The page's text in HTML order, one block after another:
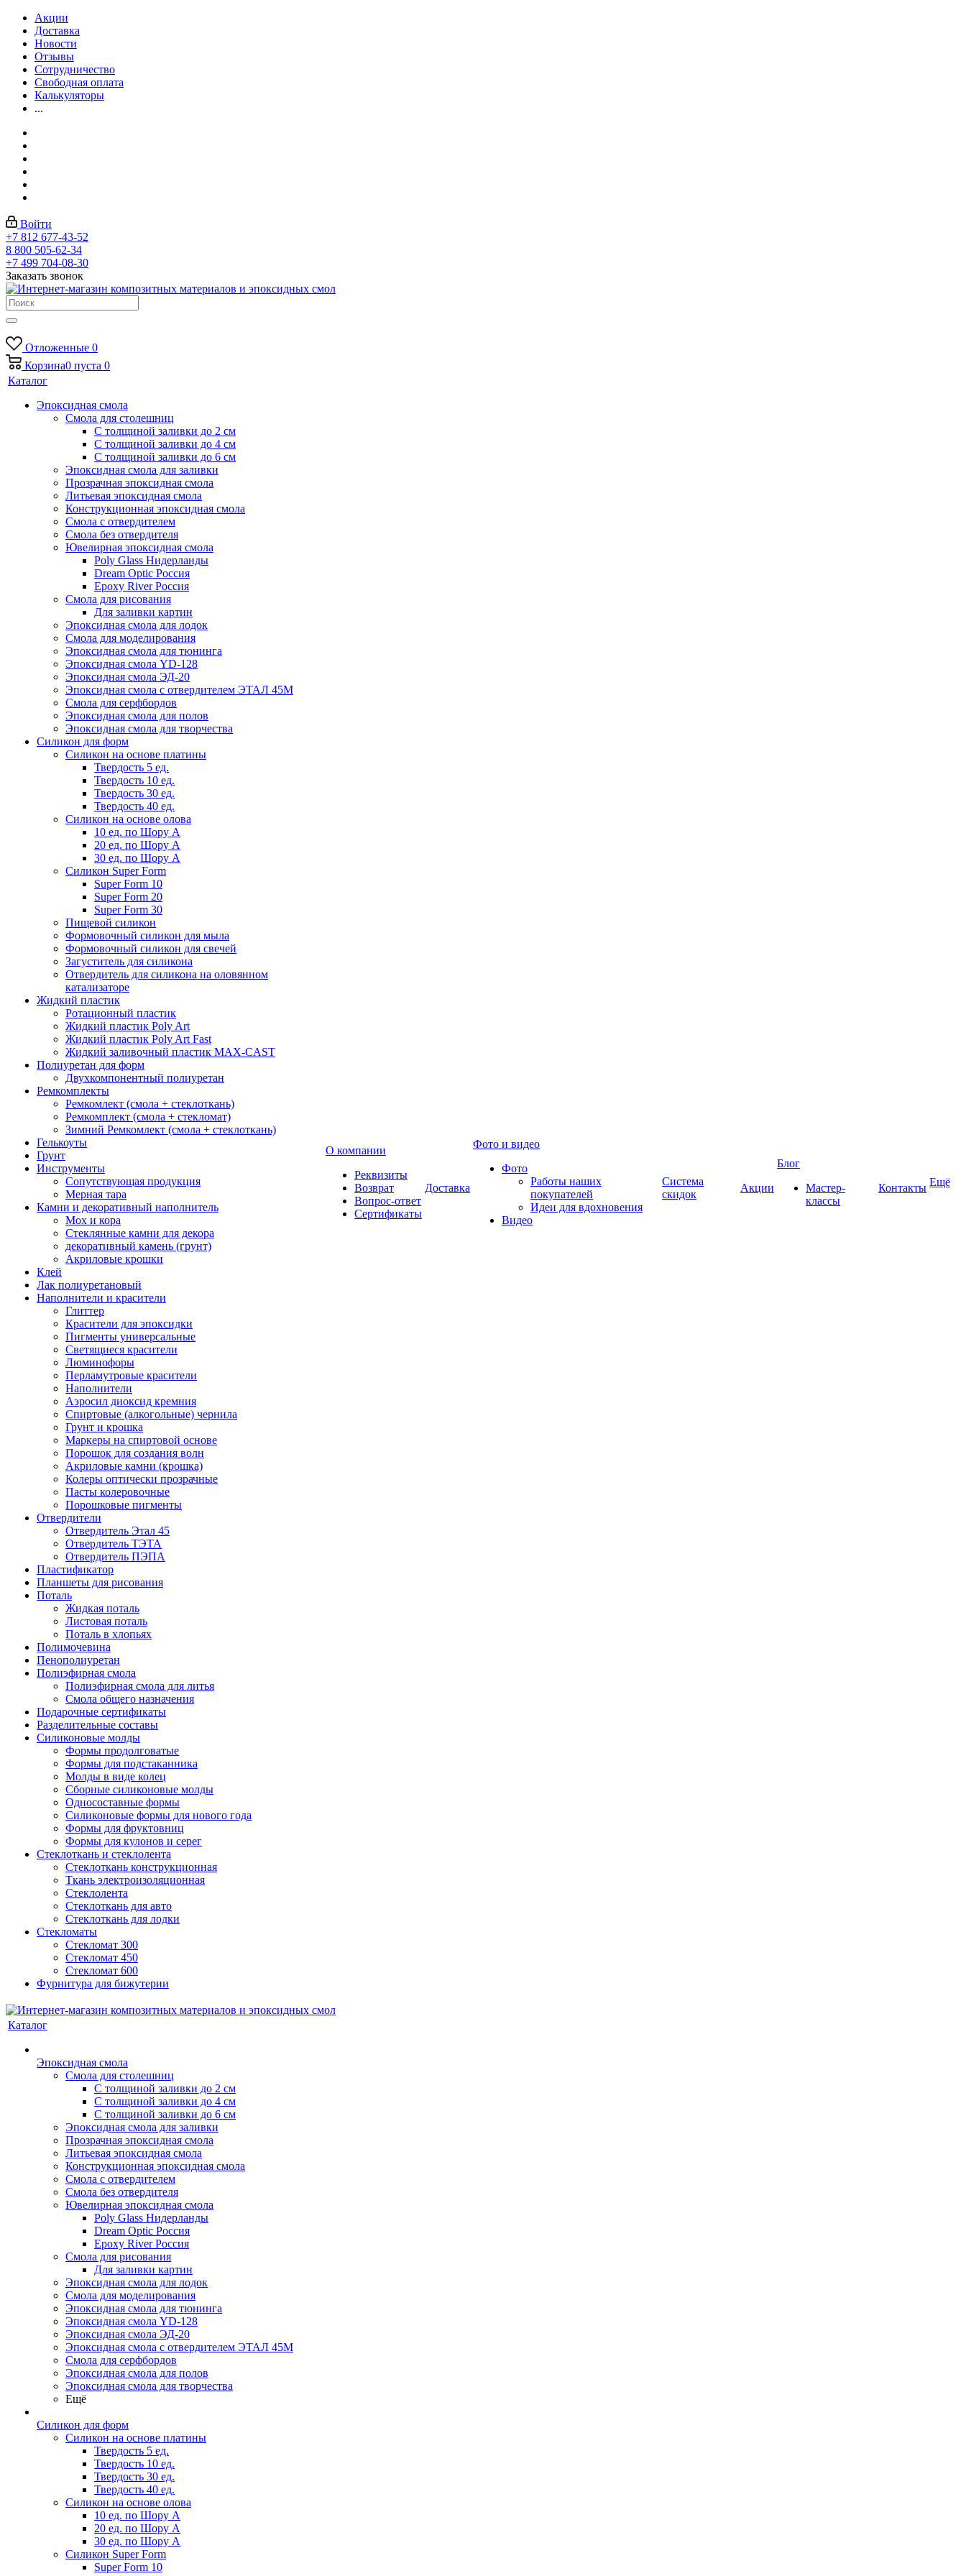
Акции
Доставка
Новости
Отзывы
Сотрудничество
Свободная оплата
Калькуляторы
...
Войти
+7 812 677-43-52
8 800 505-62-34
+7 499 704-08-30
Заказать звонок
Отложенные 0
Корзина0 пуста 0
Каталог
Эпоксидная смола
Смола для столешниц
С толщиной заливки до 2 см
С толщиной заливки до 4 см
С толщиной заливки до 6 см
Эпоксидная смола для заливки
Прозрачная эпоксидная смола
Литьевая эпоксидная смола
Конструкционная эпоксидная смола
Смола с отвердителем
Смола без отвердителя
Ювелирная эпоксидная смола
Poly Glass Нидерланды
Dream Optic Россия
Epoxy River Россия
Смола для рисования
Для заливки картин
Эпоксидная смола для лодок
Смола для моделирования
Эпоксидная смола для тюнинга
Эпоксидная смола YD-128
Эпоксидная смола ЭД-20
Эпоксидная смола с отвердителем ЭТАЛ 45М
Смола для серфбордов
Эпоксидная смола для полов
Эпоксидная смола для творчества
Силикон для форм
Силикон на основе платины
Твердость 5 ед.
Твердость 10 ед.
Твердость 30 ед.
Твердость 40 ед.
Силикон на основе олова
10 ед. по Шору А
20 ед. по Шору А
30 ед. по Шору А
Силикон Super Form
Super Form 10
Super Form 20
Super Form 30
Пищевой силикон
Формовочный силикон для мыла
Формовочный силикон для свечей
Загуститель для силикона
Отвердитель для силикона на оловянном
катализаторе
Жидкий пластик
Ротационный пластик
Жидкий пластик Poly Art
Жидкий пластик Poly Art Fast
Жидкий заливочный пластик MAX-CAST
Полиуретан для форм
Двухкомпонентный полиуретан
Ремкомплекты
Ремкомлект (смола + стеклоткань)
Ремкомплект (смола + стекломат)
Зимний Ремкомлект (смола + стеклоткань)
Гелькоуты
Грунт
Инструменты
Сопутствующая продукция
Мерная тара
Камни и декоративный наполнитель
Мох и кора
Стеклянные камни для декора
декоративный камень (грунт)
Акриловые крошки
Клей
Лак полиуретановый
Наполнители и красители
Глиттер
Красители для эпоксидки
Пигменты универсальные
Светящиеся красители
Люминофоры
Перламутровые красители
Наполнители
Аэросил диоксид кремния
Спиртовые (алкогольные) чернила
Грунт и крошка
Маркеры на спиртовой основе
Порошок для создания волн
Акриловые камни (крошка)
Колеры оптически прозрачные
Пасты колеровочные
Порошковые пигменты
Отвердители
Отвердитель Этал 45
Отвердитель ТЭТА
Отвердитель ПЭПА
Пластификатор
Планшеты для рисования
Поталь
Жидкая поталь
Листовая поталь
Поталь в хлопьях
Полимочевина
Пенополиуретан
Полиэфирная смола
Полиэфирная смола для литья
Смола общего назначения
Подарочные сертификаты
Разделительные составы
Силиконовые молды
Формы продолговатые
Формы для подстаканника
Молды в виде колец
Сборные силиконовые молды
Односоставные формы
Силиконовые формы для нового года
Формы для фруктовниц
Формы для кулонов и серег
Стеклоткань и стеклолента
Стеклоткань конструкционная
Ткань электроизоляционная
Стеклолента
Стеклоткань для авто
Стеклоткань для лодки
Стекломаты
Стекломат 300
Стекломат 450
Стекломат 600
Фурнитура для бижутерии
О компании
Реквизиты
Возврат
Вопрос-ответ
Сертификаты
Доставка
Фото и видео
Фото
Работы наших
покупателей
Идеи для вдохновения
Видео
Система
скидок
Акции
Блог
Мастер-
классы
Контакты Ещё
Каталог
Эпоксидная смола
Смола для столешниц
С толщиной заливки до 2 см
С толщиной заливки до 4 см
С толщиной заливки до 6 см
Эпоксидная смола для заливки
Прозрачная эпоксидная смола
Литьевая эпоксидная смола
Конструкционная эпоксидная смола
Смола с отвердителем
Смола без отвердителя
Ювелирная эпоксидная смола
Poly Glass Нидерланды
Dream Optic Россия
Epoxy River Россия
Смола для рисования
Для заливки картин
Эпоксидная смола для лодок
Смола для моделирования
Эпоксидная смола для тюнинга
Эпоксидная смола YD-128
Эпоксидная смола ЭД-20
Эпоксидная смола с отвердителем ЭТАЛ 45М
Смола для серфбордов
Эпоксидная смола для полов
Эпоксидная смола для творчества
Ещё
Силикон для форм
Силикон на основе платины
Твердость 5 ед.
Твердость 10 ед.
Твердость 30 ед.
Твердость 40 ед.
Силикон на основе олова
10 ед. по Шору А
20 ед. по Шору А
30 ед. по Шору А
Силикон Super Form
Super Form 10